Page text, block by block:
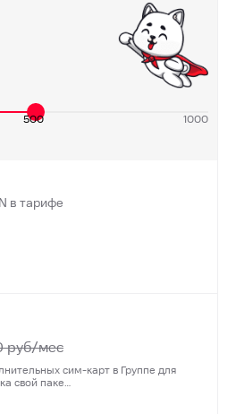
500 1000
в тарифе
руб/мес
сим-карт в Группе для
свой паке…